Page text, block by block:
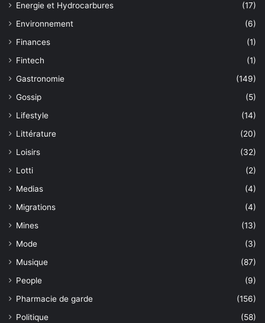
Energie et Hydrocarbures
(17)
Environnement
(6)
Finances
(1)
Fintech
(1)
Gastronomie
(149)
Gossip
(5)
Lifestyle
(14)
Littérature
(20)
Loisirs
(32)
Lotti
(2)
Medias
(4)
Migrations
(4)
Mines
(13)
Mode
(3)
Musique
(87)
People
(9)
Pharmacie de garde
(156)
Politique
(58)